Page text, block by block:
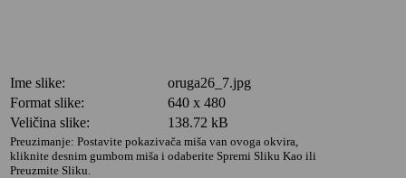
Ime slike:
oruga26_7.jpg
Format slike:
640 x 480
Veličina slike:
138.72 kB
Preuzimanje: Postavite pokazivača miša van ovoga okvira,
kliknite desnim gumbom miša i odaberite Spremi Sliku Kao ili
Preuzmite Sliku.